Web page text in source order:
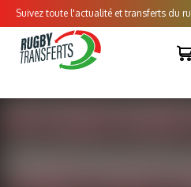
Suivez toute l'actualité et transferts du